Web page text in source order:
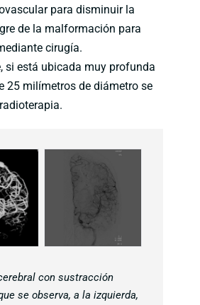
para disminuir la
de la malformación para
cirugía.
si está ubicada muy profunda
25 milímetros de diámetro se
con sustracción
se observa, a la izquierda,